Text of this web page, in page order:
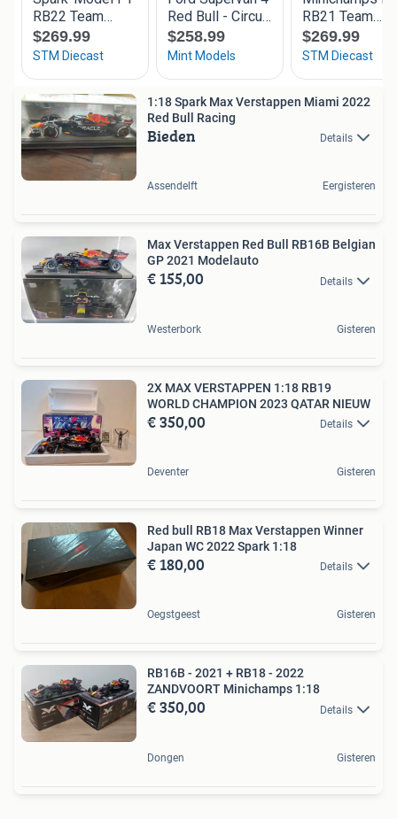
1:18 Spark Max Verstappen Miami 2022
Red Bull Racing
Bieden Details
Assendelft Eergisteren
Max Verstappen Red Bull RB16B Belgian
GP 2021 Modelauto
€ 155,00 Details
Westerbork Gisteren
2X MAX VERSTAPPEN 1:18 RB19
WORLD CHAMPION 2023 QATAR NIEUW
€ 350,00 Details
Deventer Gisteren
Red bull RB18 Max Verstappen Winner
Japan WC 2022 Spark 1:18
€ 180,00 Details
Oegstgeest Gisteren
RB16B - 2021 + RB18 - 2022
ZANDVOORT Minichamps 1:18
€ 350,00 Details
Dongen Gisteren